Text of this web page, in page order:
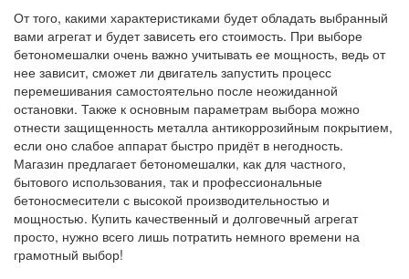
От того, какими характеристиками будет обладать выбранный
вами агрегат и будет зависеть его стоимость. При выборе
бетономешалки очень важно учитывать ее мощность, ведь от
нее зависит, сможет ли двигатель запустить процесс
перемешивания самостоятельно после неожиданной
остановки. Также к основным параметрам выбора можно
отнести защищенность металла антикоррозийным покрытием,
если оно слабое аппарат быстро придёт в негодность.
Магазин предлагает бетономешалки, как для частного,
бытового использования, так и профессиональные
бетоносмесители с высокой производительностью и
мощностью. Купить качественный и долговечный агрегат
просто, нужно всего лишь потратить немного времени на
грамотный выбор!